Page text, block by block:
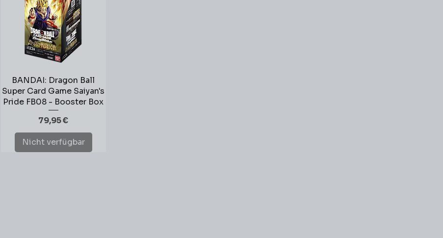
Schnellansicht
BANDAI: Dragon Ball
Super Card Game Saiyan's
Pride FB08 - Booster Box
Preis
79,95 €
Nicht verfügbar